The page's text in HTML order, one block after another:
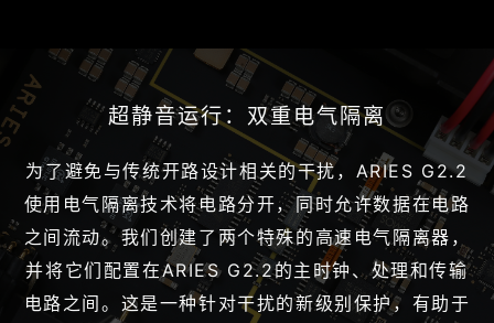
超静音运行：双重电气隔离
为了避免与传统开路设计相关的干扰，ARIES G2.2
使用电气隔离技术将电路分开，同时允许数据在电路
之间流动。我们创建了两个特殊的高速电气隔离器，
并将它们配置在ARIES G2.2的主时钟、处理和传输
电路之间。这是一种针对干扰的新级别保护，有助于